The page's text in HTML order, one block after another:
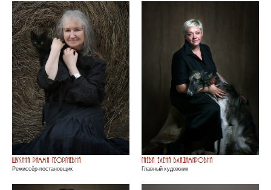
Щукина Римма Георгиевна
Режиссёр-постановщик
Гаева Елена Владимировна
Главный художник